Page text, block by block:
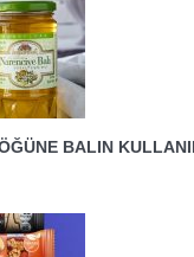
BALIN